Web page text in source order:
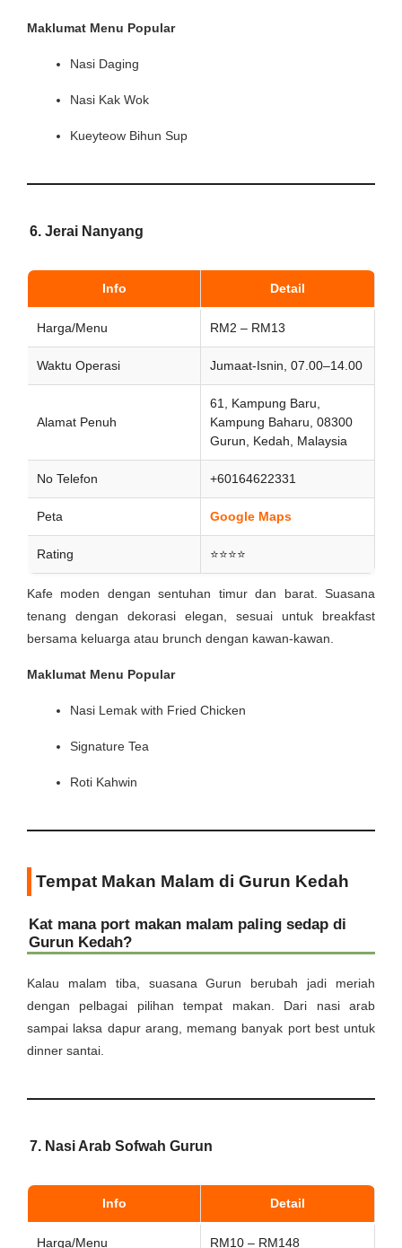
Maklumat Menu Popular
Nasi Daging
Nasi Kak Wok
Kueyteow Bihun Sup
6. Jerai Nanyang
Info Detail
Harga/Menu RM2 – RM13
Waktu Operasi Jumaat-Isnin, 07.00–14.00
Alamat Penuh
61, Kampung Baru,
Kampung Baharu, 08300
Gurun, Kedah, Malaysia
No Telefon +60164622331
Peta Google Maps
Rating ⭐⭐⭐⭐
Kafe moden dengan sentuhan timur dan barat. Suasana
tenang dengan dekorasi elegan, sesuai untuk breakfast
bersama keluarga atau brunch dengan kawan-kawan.
Maklumat Menu Popular
Nasi Lemak with Fried Chicken
Signature Tea
Roti Kahwin
Tempat Makan Malam di Gurun Kedah
Kat mana port makan malam paling sedap di
Gurun Kedah?
Kalau malam tiba, suasana Gurun berubah jadi meriah
dengan pelbagai pilihan tempat makan. Dari nasi arab
sampai laksa dapur arang, memang banyak port best untuk
dinner santai.
7. Nasi Arab Sofwah Gurun
Info Detail
Harga/Menu RM10 – RM148